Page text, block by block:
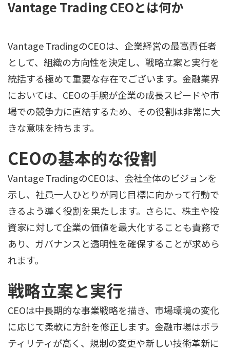
Vantage Trading CEOとは何か
Vantage TradingのCEOは、企業経営の最高責任者
として、組織の方向性を決定し、戦略立案と実行を
統括する極めて重要な存在でございます。金融業界
においては、CEOの手腕が企業の成長スピードや市
場での競争力に直結するため、その役割は非常に大
きな意味を持ちます。
CEOの基本的な役割
Vantage TradingのCEOは、会社全体のビジョンを
示し、社員一人ひとりが同じ目標に向かって行動で
きるよう導く役割を果たします。さらに、株主や投
資家に対して企業の価値を最大化することも責務で
あり、ガバナンスと透明性を確保することが求めら
れます。
戦略立案と実行
CEOは中長期的な事業戦略を描き、市場環境の変化
に応じて柔軟に方針を修正します。金融市場はボラ
ティリティが高く、規制の変更や新しい技術革新に